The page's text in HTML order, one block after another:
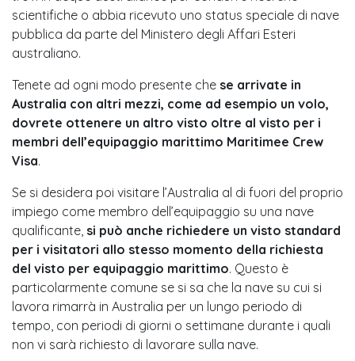
scientifiche o abbia ricevuto uno status speciale di nave
pubblica da parte del Ministero degli Affari Esteri
australiano.
Tenete ad ogni modo presente che se arrivate in
Australia con altri mezzi, come ad esempio un volo,
dovrete ottenere un altro visto oltre al visto per i
membri dell’equipaggio marittimo Maritimee Crew
Visa.
Se si desidera poi visitare l’Australia al di fuori del proprio
impiego come membro dell’equipaggio su una nave
qualificante, si può anche richiedere un visto standard
per i visitatori allo stesso momento della richiesta
del visto per equipaggio marittimo. Questo è
particolarmente comune se si sa che la nave su cui si
lavora rimarrà in Australia per un lungo periodo di
tempo, con periodi di giorni o settimane durante i quali
non vi sarà richiesto di lavorare sulla nave.